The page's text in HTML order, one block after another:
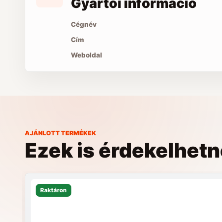
Cégnév
Cím
Weboldal
AJÁNLOTT TERMÉKEK
Ezek is
Raktáron